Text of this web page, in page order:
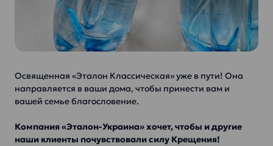
Освященная «Эталон Классическая» уже в пути! Она
направляется в ваши дома, чтобы принести вам и
вашей семье благословение.
Компания «Эталон-Украина» хочет, чтобы и другие
наши клиенты почувствовали силу Крещения!